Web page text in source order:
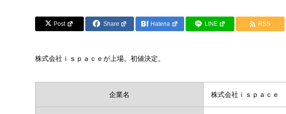
Post Share Hatena LINE RSS
株式会社ｉｓｐａｃｅが上場。初値決定。
企業名 株式会社ｉｓｐａｃｅ